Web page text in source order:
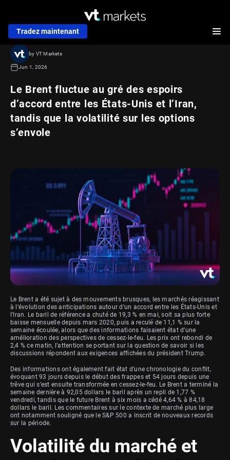
Tradez maintenant
Le Brent fluctue au gré des espoirs
d’accord entre les États-Unis et l’Iran,
tandis que la volatilité sur les options
s’envole
by VT Markets
Jun 1, 2026
Le Brent a été sujet à des mouvements brusques, les marchés réagissant
à l’évolution des anticipations autour d’un accord entre les États-Unis et
l’Iran. Le baril de référence a chuté de 19,3 % en mai, soit sa plus forte
baisse mensuelle depuis mars 2020, puis a reculé de 11,1 % sur la
semaine écoulée, alors que des informations faisaient état d’une
amélioration des perspectives de cessez-le-feu. Les prix ont rebondi de
2,4 % ce matin, l’attention se portant sur la question de savoir si les
discussions répondent aux exigences affichées du président Trump.
Des informations ont également fait état d’une chronologie du conflit,
évoquant 93 jours depuis le début des frappes et 54 jours depuis une
trêve qui s’est ensuite transformée en cessez-le-feu. Le Brent a terminé la
semaine dernière à 92,05 dollars le baril après un repli de 1,77 %
vendredi, tandis que le future Brent à six mois a cédé 4,64 % à 84,18
dollars le baril. Les commentaires sur le contexte de marché plus large
ont notamment souligné que le S&P 500 a inscrit de nouveaux records
sur la période.
Volatilité du marché et